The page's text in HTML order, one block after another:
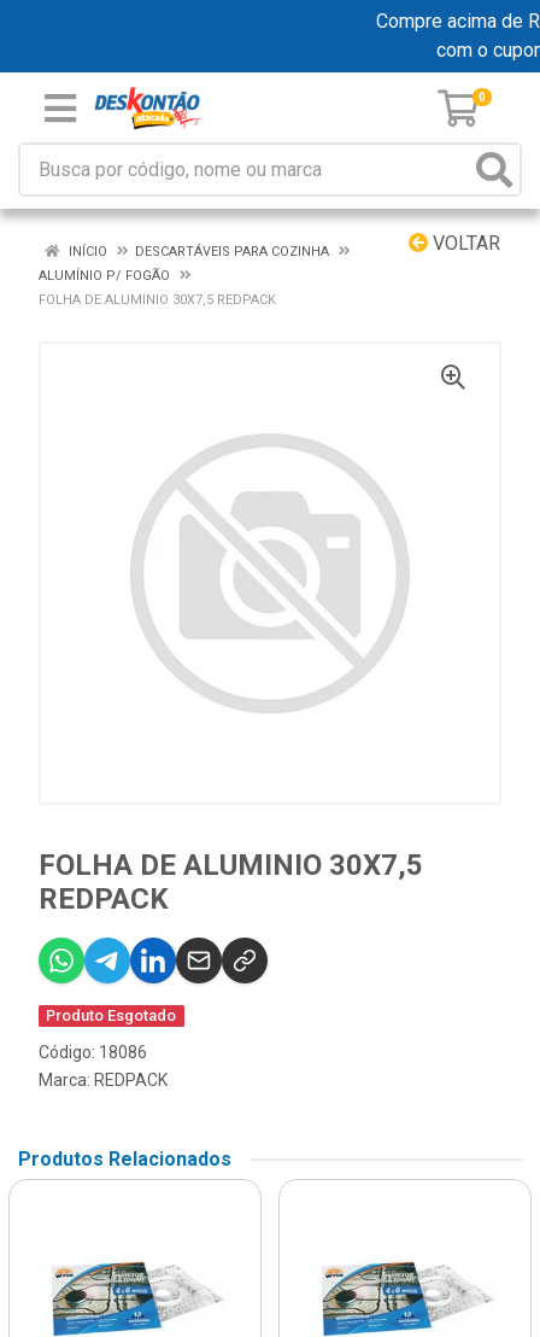
Compre acima de
com o
0
VOLTAR
INÍCIO
DESCARTÁVEIS PARA COZINHA
ALUMÍNIO P/ FOGÃO
FOLHA DE ALUMINIO 30X7,5 REDPACK
FOLHA DE ALUMINIO 30X7,5
REDPACK
Produto Esgotado
Código: 18086
Marca: REDPACK
Produtos Relacionados